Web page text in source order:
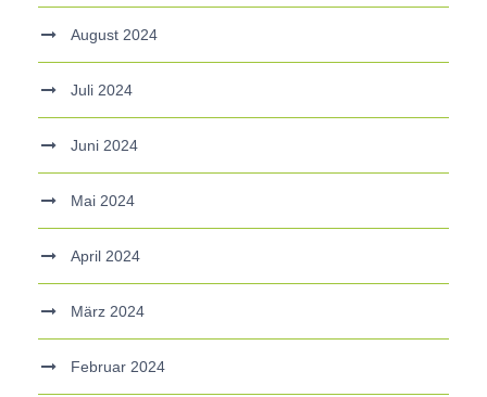
August 2024
Juli 2024
Juni 2024
Mai 2024
April 2024
März 2024
Februar 2024